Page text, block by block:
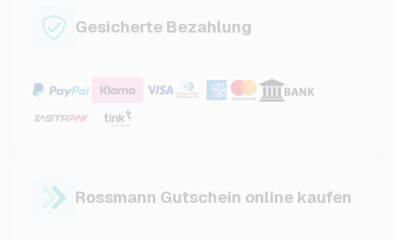
Gesicherte Bezahlung
Rossmann Gutschein online kaufen